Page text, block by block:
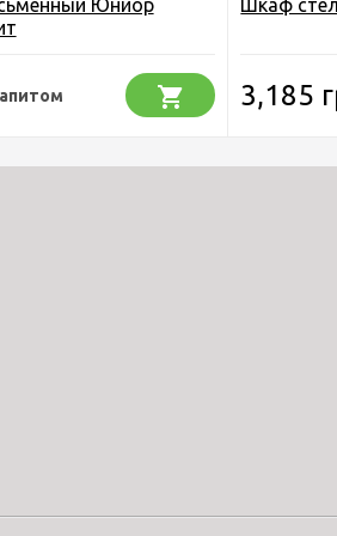
Юниор
Шкаф
3,185